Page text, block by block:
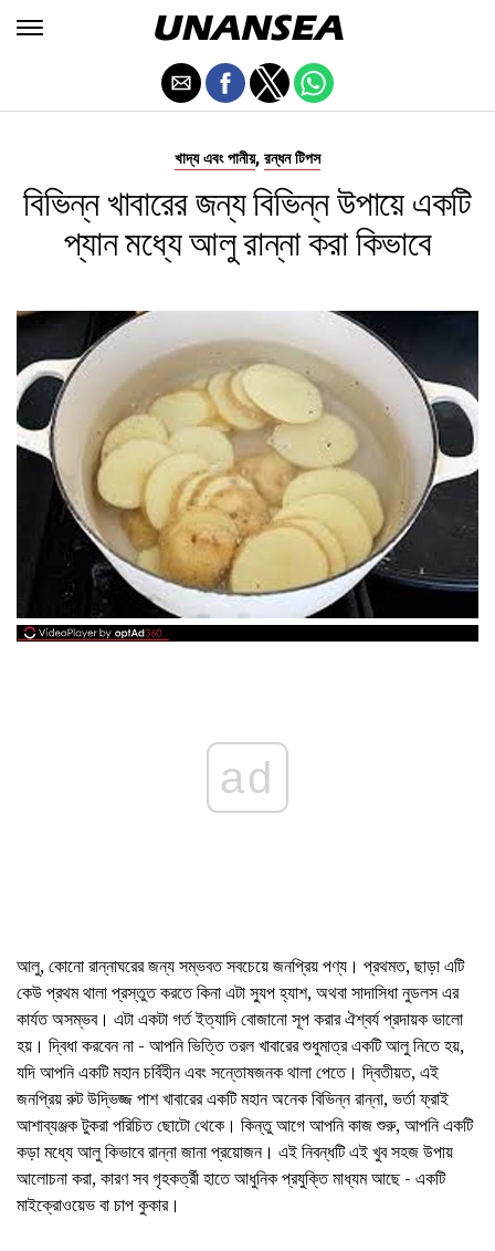
খাদ্য এবং পানীয়, রন্ধন টিপস
বিভিন্ন খাবারের জন্য বিভিন্ন উপায়ে একটি
প্যান মধ্যে আলু রান্না করা কিভাবে
ad
আলু, কোনো রান্নাঘরের জন্য সম্ভবত সবচেয়ে জনপ্রিয় পণ্য। প্রথমত, ছাড়া এটি
কেউ প্রথম থালা প্রস্তুত করতে কিনা এটা স্যুপ হ্যাশ, অথবা সাদাসিধা নুডলস এর
কার্যত অসম্ভব। এটা একটা গর্ত ইত্যাদি বোজানো সূপ করার ঐশ্বর্য প্রদায়ক ভালো
হয়। দ্বিধা করবেন না - আপনি ভিত্তি তরল খাবারের শুধুমাত্র একটি আলু নিতে হয়,
যদি আপনি একটি মহান চর্বিহীন এবং সন্তোষজনক থালা পেতে। দ্বিতীয়ত, এই
জনপ্রিয় রুট উদ্ভিজ্জ পাশ খাবারের একটি মহান অনেক বিভিন্ন রান্না, ভর্তা ফ্রাই
আশাব্যঞ্জক টুকরা পরিচিত ছোটো থেকে। কিন্তু আগে আপনি কাজ শুরু, আপনি একটি
কড়া মধ্যে আলু কিভাবে রান্না জানা প্রয়োজন। এই নিবন্ধটি এই খুব সহজ উপায়
আলোচনা করা, কারণ সব গৃহকর্ত্রী হাতে আধুনিক প্রযুক্তি মাধ্যম আছে - একটি
মাইক্রোওয়েভ বা চাপ কুকার।